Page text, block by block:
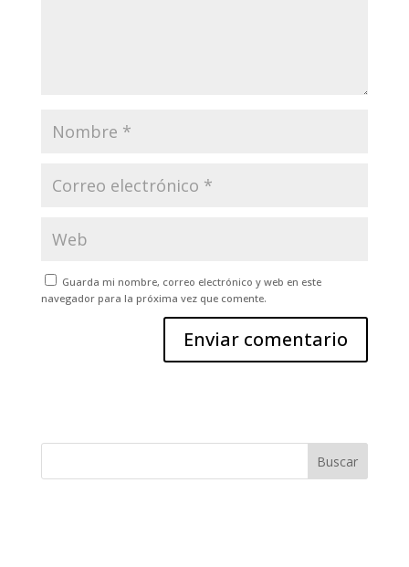
Guarda mi nombre, correo electrónico y web en este
navegador para la próxima vez que comente.